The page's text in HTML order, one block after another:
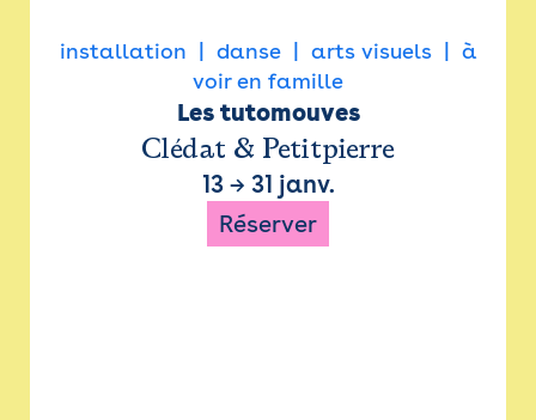
installation danse arts visuels
à
voir en famille
Les tutomouves
Clédat & Petitpierre
13→ 31 janv.
Réserver